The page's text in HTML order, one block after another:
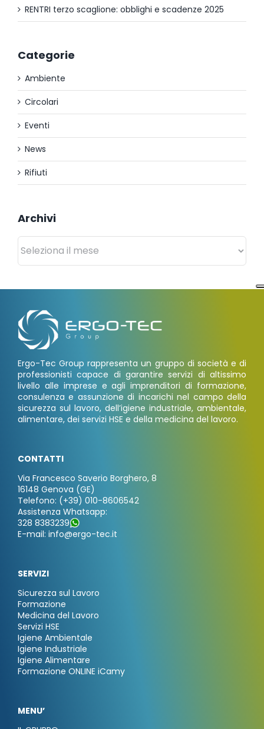
RENTRI terzo scaglione: obblighi e scadenze 2025
Categorie
Ambiente
Circolari
Eventi
News
Rifiuti
Archivi
Archivi
Ergo-Tec Group rappresenta un gruppo di società e di
professionisti capace di garantire servizi di altissimo
livello alle imprese e agli imprenditori di formazione,
consulenza e assunzione di incarichi nel campo della
sicurezza sul lavoro, dell’igiene industriale, ambientale,
alimentare, dei servizi HSE e della medicina del lavoro.
CONTATTI
Via Francesco Saverio Borghero, 8
16148 Genova (GE)
Telefono: (+39) 010-8606542
Assistenza Whatsapp:
328 8383239
E-mail: info@ergo-tec.it
SERVIZI
Sicurezza sul Lavoro
Formazione
Medicina del Lavoro
Servizi HSE
Igiene Ambientale
Igiene Industriale
Igiene Alimentare
Formazione ONLINE iCamy
MENU’